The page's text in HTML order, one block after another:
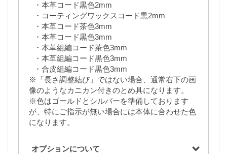
・本革コード黒色2mm
・コーティングワックスコード黒2mm
・本革コード茶色3mm
・本革コード黒色3mm
・本革組編コード茶色3mm
・本革組編コード黒色3mm
・合皮組編コード黒色3mm
※「長さ調整結び」ではない場合、通常右下の画
像のようなカニカン付きのとめ具になります。
※色はゴールドとシルバーを準備しております
が、特にご指示が無い場合には本体に合わせた色
になります。
オプションについて